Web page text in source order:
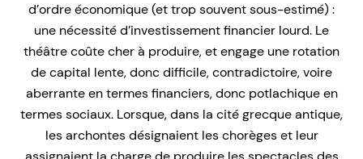
d’ordre économique (et trop souvent sous-estimé) :
une nécessité d’investissement financier lourd. Le
théâtre coûte cher à produire, et engage une rotation
de capital lente, donc difficile, contradictoire, voire
aberrante en termes financiers, donc potlachique en
termes sociaux. Lorsque, dans la cité grecque antique,
les archontes désignaient les chorèges et leur